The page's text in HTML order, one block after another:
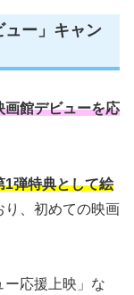
ュー」キャン
画館デビューを応
1弾特典として絵
り、初めての映画
ー応援上映」な